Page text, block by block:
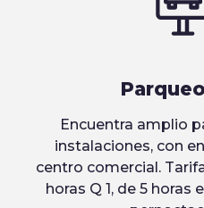
Encuentra amplio
instalaciones, con
centro comercial.
horas Q 1, de 5 horas